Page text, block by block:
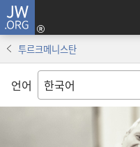
JW.ORG
투르크메니스탄
언어